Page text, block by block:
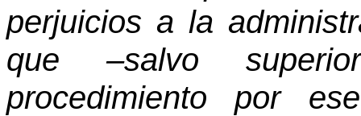
perjuicios a la
que –salvo
procedimiento por